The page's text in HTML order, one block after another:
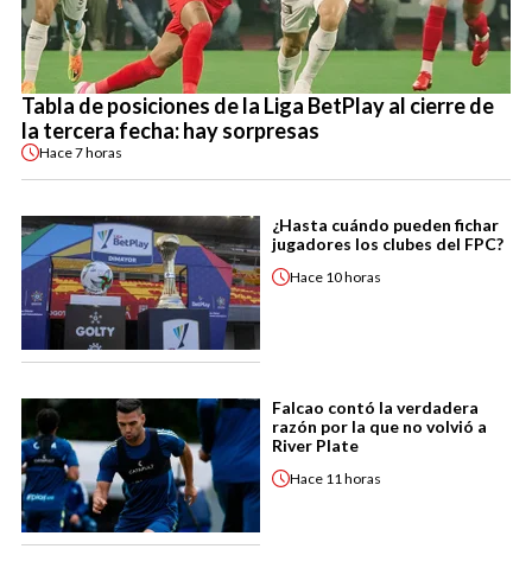
Tabla de posiciones de la Liga BetPlay al cierre de
la tercera fecha: hay sorpresas
Hace7 horas
¿Hasta cuándo pueden fichar
jugadores los clubes del FPC?
Hace 10 horas
Falcao contó la verdadera
razón por la que no volvió a
River Plate
Hace 11 horas